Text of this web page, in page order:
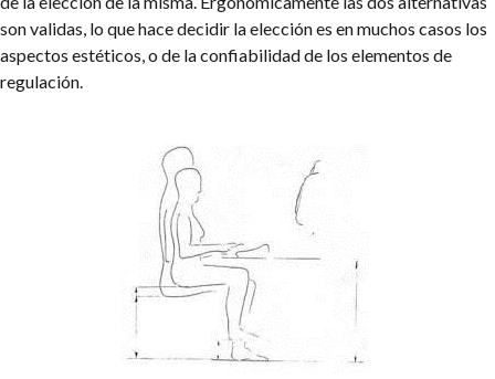
son validas, lo que hace decidir la elección es en muchos casos los
aspectos estéticos, o de la confiabilidad de los elementos de
regulación.